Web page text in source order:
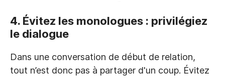
4. Évitez les monologues : privilégiez
le dialogue
Dans une conversation de début de relation,
tout n’est donc pas à partager d'un coup. Évitez